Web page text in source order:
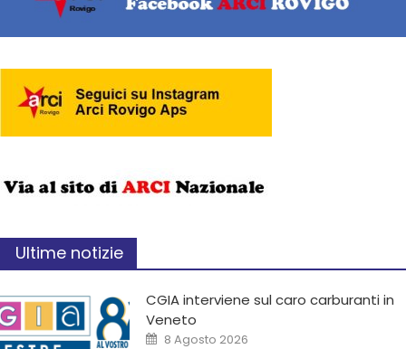
Ultime notizie
CGIA interviene sul caro carburanti in
Veneto
8 Agosto 2026